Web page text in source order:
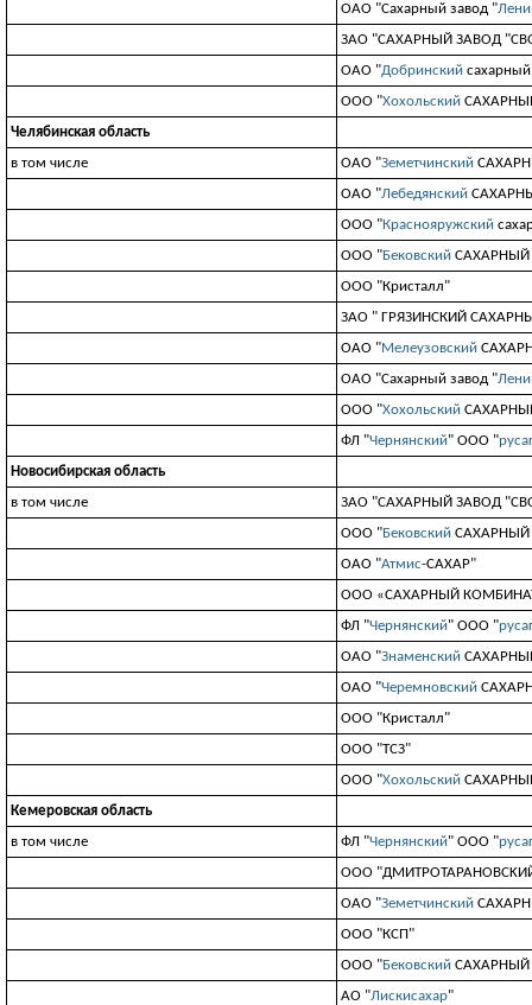
ОАО "Сахарный завод "
ЗАО "САХАРНЫЙ ЗАВОД
ОАО "Добринский
ООО "Хохольский
Челябинская область
в том числе
ОАО "Земетчинский
ОАО "Лебедянский
ООО "Краснояружский
ООО "Бековский
ООО "Кристалл"
ЗАО " ГPЯЗИНСКИЙ
ОАО "Мелеузовский
ОАО "Сахарный завод "
ООО "Хохольский
ФЛ "Чернянский" ООО "
Новосибирская область
в том числе
ЗАО "САХАРНЫЙ ЗАВОД
ООО "Бековский
ОАО "Атмис-САХАР"
ООО «САХАРНЫЙ
ФЛ "Чернянский" ООО "
ОАО "Знаменский
ОАО "Черемновский
ООО "Кристалл"
ООО "ТСЗ"
ООО "Хохольский
Кемеровская область
в том числе
ФЛ "Чернянский" ООО "
OOO
ОАО "Земетчинский
ООО "КСП"
ООО "Бековский
АО "Лискисахар"